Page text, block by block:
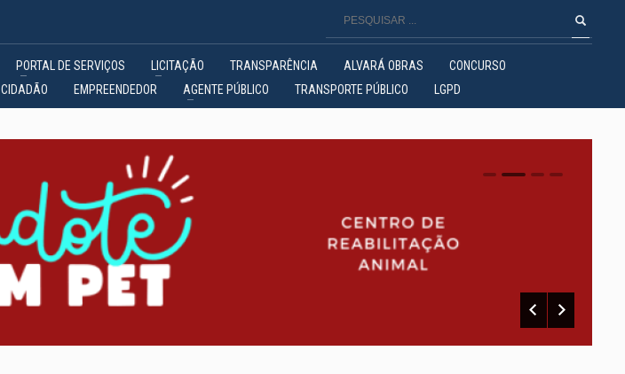
PORTAL DE SERVIÇOS LICITAÇÃO TRANSPARÊNCIA ALVARÁ OBRAS
CONCURSO
CIDADÃO EMPREENDEDOR AGENTE PÚBLICO TRANSPORTE PÚBLICO LGPD
0 1 2